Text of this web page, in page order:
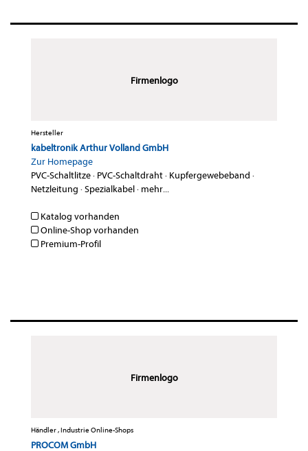
Firmenlogo
Hersteller
kabeltronik Arthur Volland GmbH
Zur Homepage
PVC-Schaltlitze· PVC-Schaltdraht· Kupfergewebeband ·
Netzleitung ·Spezialkabel· mehr...
Katalog vorhanden
Online-Shop vorhanden
Premium-Profil
Firmenlogo
Händler , Industrie Online-Shops
PROCOM GmbH